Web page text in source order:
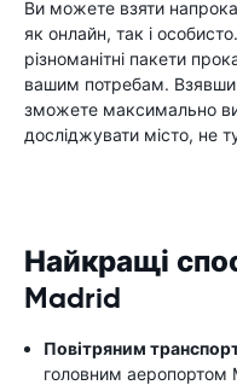
Ви можете взяти
як онлайн, так і
різноманітні пакети
вашим потребам. Взявши
зможете максимально
досліджувати місто, не
Найкращі
Madrid
Повітряним
головним аеропортом